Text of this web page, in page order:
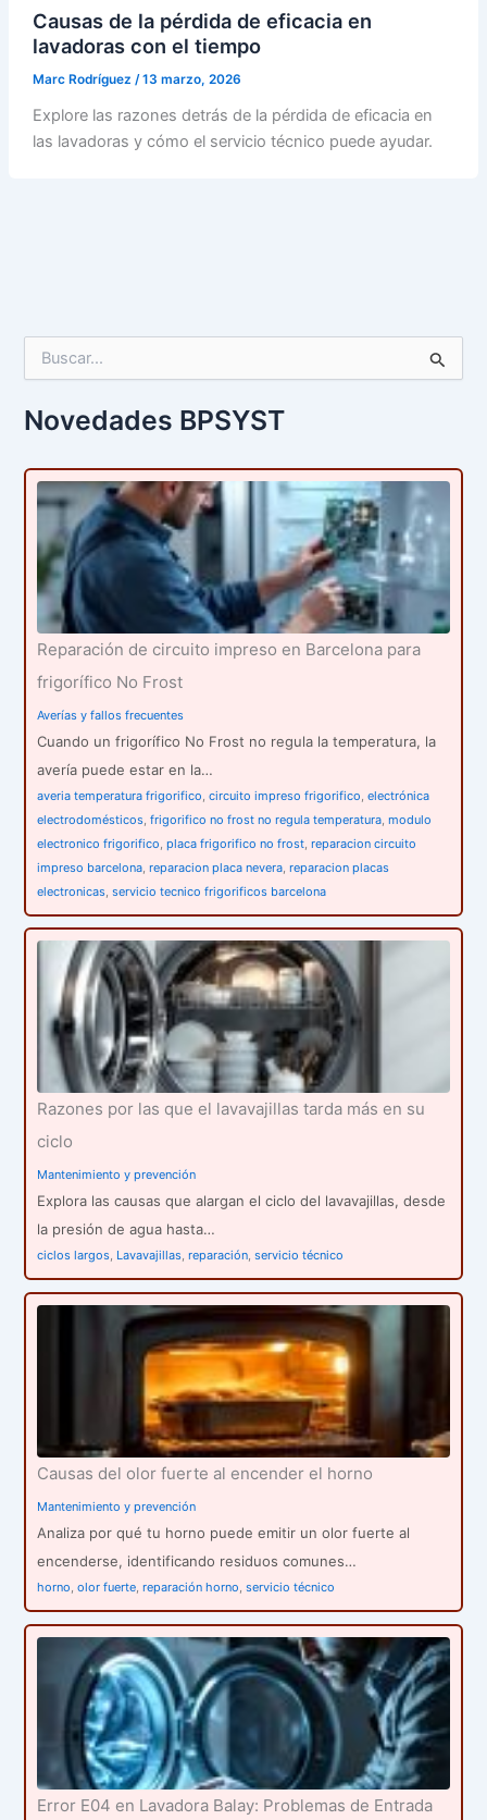
Causas de la pérdida de eficacia en
lavadoras con el tiempo
Marc Rodríguez /13 marzo, 2026
Explore las razones detrás de la pérdida de eficacia en
las lavadoras y cómo el servicio técnico puede ayudar.
c
a
p
Novedades BPSYST
Reparación de circuito impreso en Barcelona para
frigorífico No Frost
Averías y fallos frecuentes
Cuando un frigorífico No Frost no regula la temperatura, la
avería puede estar en la…
averia temperatura frigorifico ,circuito impreso frigorifico ,electrónica
electrodomésticos ,frigorifico no frost no regula temperatura ,modulo
electronico frigorifico ,placa frigorifico no frost ,reparacion circuito
impreso barcelona ,reparacion placa nevera ,reparacion placas
electronicas ,servicio tecnico frigorificos barcelona
Razones por las que el lavavajillas tarda más en su
ciclo
Mantenimiento y prevención
Explora las causas que alargan el ciclo del lavavajillas, desde
la presión de agua hasta…
ciclos largos, Lavavajillas,reparación,servicio técnico
Causas del olor fuerte al encender el horno
Mantenimiento y prevención
Analiza por qué tu horno puede emitir un olor fuerte al
encenderse, identificando residuos comunes…
horno,olor fuerte,reparación horno,servicio técnico
Error E04 en Lavadora Balay: Problemas de Entrada